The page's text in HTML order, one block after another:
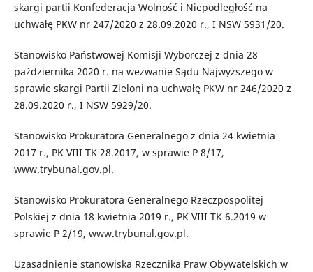
skargi partii Konfederacja Wolność i Niepodległość na
uchwałę PKW nr 247/2020 z 28.09.2020 r., I NSW 5931/20.
Stanowisko Państwowej Komisji Wyborczej z dnia 28
października 2020 r. na wezwanie Sądu Najwyższego w
sprawie skargi Partii Zieloni na uchwałę PKW nr 246/2020 z
28.09.2020 r., I NSW 5929/20.
Stanowisko Prokuratora Generalnego z dnia 24 kwietnia
2017 r., PK VIII TK 28.2017, w sprawie P 8/17,
www.trybunal.gov.pl.
Stanowisko Prokuratora Generalnego Rzeczpospolitej
Polskiej z dnia 18 kwietnia 2019 r., PK VIII TK 6.2019 w
sprawie P 2/19, www.trybunal.gov.pl.
Uzasadnienie stanowiska Rzecznika Praw Obywatelskich w